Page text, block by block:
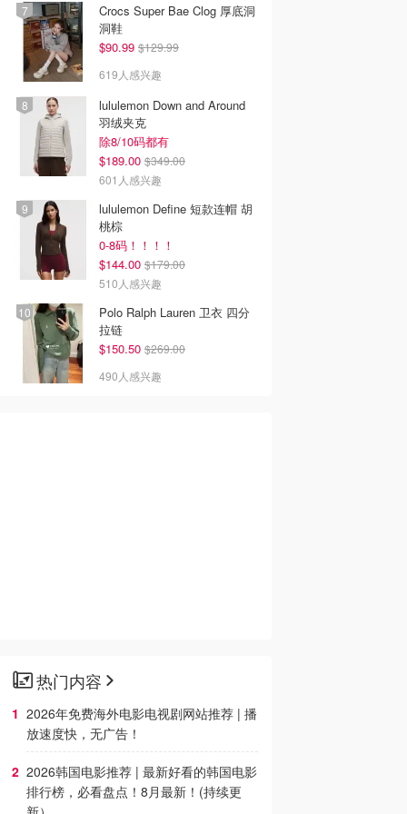
Crocs Super Bae Clog 厚底洞
洞鞋
$90.99 $129.99
619人感兴趣
lululemon Down and Around
羽绒夹克
除8/10码都有
$189.00 $349.00
601人感兴趣
lululemon Define 短款连帽 胡
桃棕
0-8码！！！！
$144.00 $179.00
510人感兴趣
Polo Ralph Lauren 卫衣 四分
拉链
$150.50 $269.00
490人感兴趣
热门内容
2026年免费海外电影电视剧网站推荐 | 播
放速度快，无广告！
2026韩国电影推荐 | 最新好看的韩国电影
排行榜，必看盘点！8月最新！(持续更